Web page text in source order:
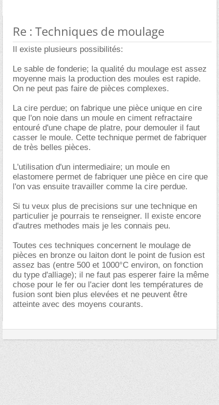
Re : Techniques de moulage
Il existe plusieurs possibilités:
Le sable de fonderie; la qualité du moulage est assez
moyenne mais la production des moules est rapide.
On ne peut pas faire de pièces complexes.
La cire perdue; on fabrique une pièce unique en cire
que l'on noie dans un moule en ciment refractaire
entouré d'une chape de platre, pour demouler il faut
casser le moule. Cette technique permet de fabriquer
de très belles pièces.
L'utilisation d'un intermediaire; un moule en
elastomere permet de fabriquer une pièce en cire que
l'on vas ensuite travailler comme la cire perdue.
Si tu veux plus de precisions sur une technique en
particulier je pourrais te renseigner. Il existe encore
d'autres methodes mais je les connais peu.
Toutes ces techniques concernent le moulage de
pièces en bronze ou laiton dont le point de fusion est
assez bas (entre 500 et 1000°C environ, on fonction
du type d'alliage); il ne faut pas esperer faire la même
chose pour le fer ou l'acier dont les températures de
fusion sont bien plus elevées et ne peuvent être
atteinte avec des moyens courants.